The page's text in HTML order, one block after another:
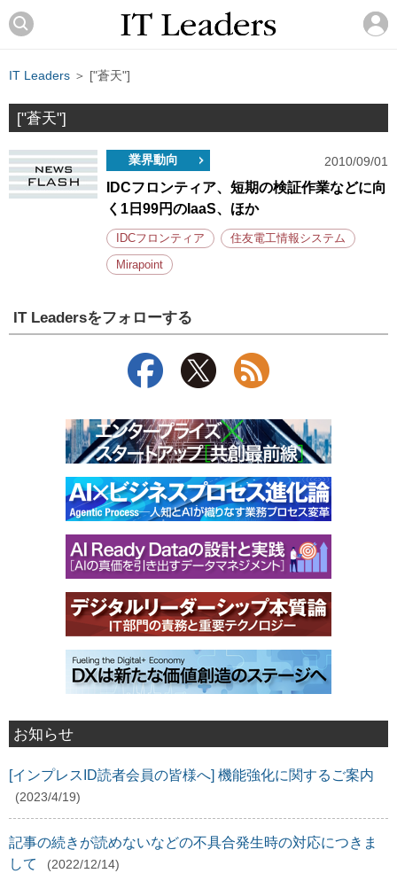
IT Leaders ＞ ["蒼天"]
["蒼天"]
業界動向 2010/09/01
IDCフロンティア、短期の検証作業などに向
く1日99円のIaaS、ほか
IDCフロンティア 住友電工情報システム
Mirapoint
IT Leadersをフォローする
お知らせ
[インプレスID読者会員の皆様へ] 機能強化に関するご案内
(2023/4/19)
記事の続きが読めないなどの不具合発生時の対応につきま
して
(2022/12/14)